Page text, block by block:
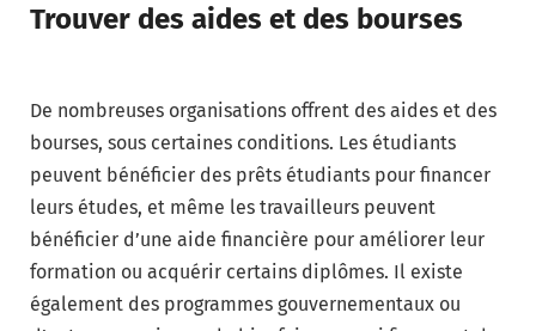
Trouver des aides et des bourses
De nombreuses organisations offrent des aides et des
bourses, sous certaines conditions. Les étudiants
peuvent bénéficier des prêts étudiants pour financer
leurs études, et même les travailleurs peuvent
bénéficier d’une aide financière pour améliorer leur
formation ou acquérir certains diplômes. Il existe
également des programmes gouvernementaux ou